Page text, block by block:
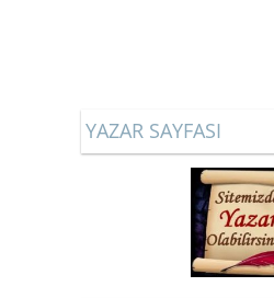
YAZAR SAYFASI